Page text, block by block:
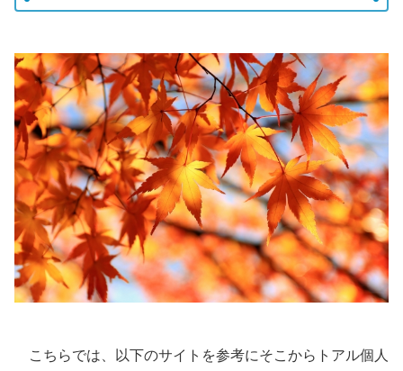
こちらでは、以下のサイトを参考にそこからトアル個人